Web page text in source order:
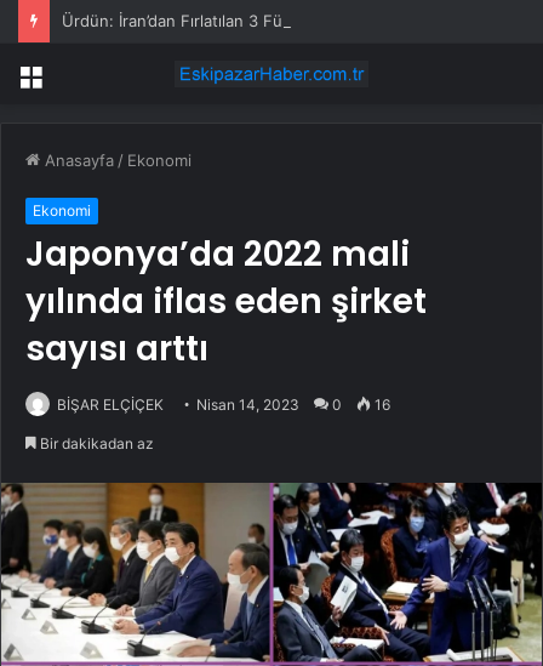
Ürdün: İran’dan Fırlatılan 3 Füzeyi İmha Ettik
Menü
Anasayfa / Ekonomi
Ekonomi
Japonya’da 2022 mali
yılında iflas eden şirket
sayısı arttı
BİŞAR ELÇİÇEK Nisan 14, 2023 0 16
Bir dakikadan az